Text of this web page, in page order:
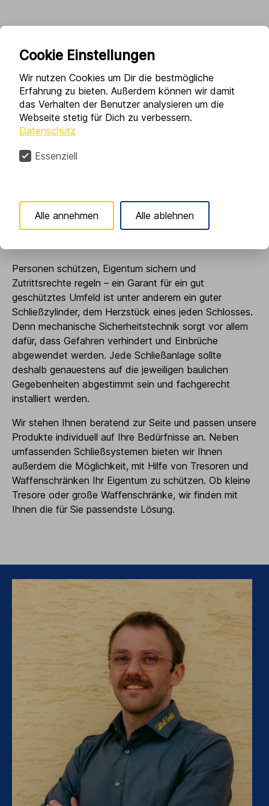
Personen schützen, Eigentum sichern und
Zutrittsrechte regeln – ein Garant für ein gut
geschütztes Umfeld ist unter anderem ein guter
Schließzylinder, dem Herzstück eines jeden Schlosses.
Denn mechanische Sicherheitstechnik sorgt vor allem
dafür, dass Gefahren verhindert und Einbrüche
abgewendet werden. Jede Schließanlage sollte
deshalb genauestens auf die jeweiligen baulichen
Gegebenheiten abgestimmt sein und fachgerecht
installiert werden.
Wir stehen Ihnen beratend zur Seite und passen unsere
Produkte individuell auf Ihre Bedürfnisse an. Neben
umfassenden Schließsystemen bieten wir Ihnen
außerdem die Möglichkeit, mit Hilfe von Tresoren und
Waffenschränken Ihr Eigentum zu schützen. Ob kleine
Tresore oder große Waffenschränke, wir finden mit
Ihnen die für Sie passendste Lösung.
Cookie Einstellungen
Wir nutzen Cookies um Dir die bestmögliche
Erfahrung zu bieten. Außerdem können wir damit
das Verhalten der Benutzer analysieren um die
Webseite stetig für Dich zu verbessern.
Datenschutz
Essenziell
Alle annehmen Alle ablehnen